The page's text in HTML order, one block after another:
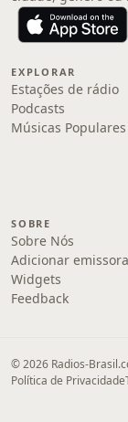
EXPLORAR
Estações de rádio
Podcasts
Músicas Populares
SOBRE
Sobre Nós
Adicionar emissora
Widgets
Feedback
© 2026 Radios-
Política de Privacidade